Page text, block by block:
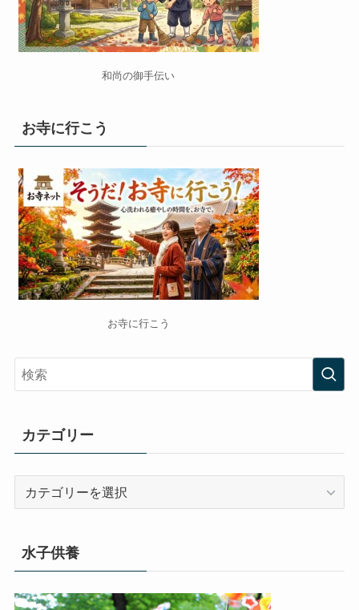
和尚の御手伝い
お寺に行こう
お寺に行こう
カテゴリー
水子供養